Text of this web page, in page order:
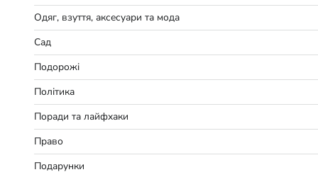
Одяг, взуття, аксесуари та мода
Сад
Подорожі
Політика
Поради та лайфхаки
Право
Подарунки